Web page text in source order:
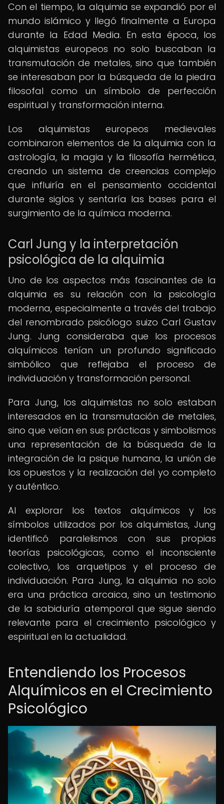
Con el tiempo, la alquimia se expandió por el
mundo islámico y llegó finalmente a Europa
durante la Edad Media. En esta época, los
alquimistas europeos no solo buscaban la
transmutación de metales, sino que también
se interesaban por la búsqueda de la piedra
filosofal como un símbolo de perfección
espiritual y transformación interna.
Los alquimistas europeos medievales
combinaron elementos de la alquimia con la
astrología, la magia y la filosofía hermética,
creando un sistema de creencias complejo
que influiría en el pensamiento occidental
durante siglos y sentaría las bases para el
surgimiento de la química moderna.
Carl Jung y la interpretación
psicológica de la alquimia
Uno de los aspectos más fascinantes de la
alquimia es su relación con la psicología
moderna, especialmente a través del trabajo
del renombrado psicólogo suizo Carl Gustav
Jung. Jung consideraba que los procesos
alquímicos tenían un profundo significado
simbólico que reflejaba el proceso de
individuación y transformación personal.
Para Jung, los alquimistas no solo estaban
interesados en la transmutación de metales,
sino que veían en sus prácticas y simbolismos
una representación de la búsqueda de la
integración de la psique humana, la unión de
los opuestos y la realización del yo completo
y auténtico.
Al explorar los textos alquímicos y los
símbolos utilizados por los alquimistas, Jung
identificó paralelismos con sus propias
teorías psicológicas, como el inconsciente
colectivo, los arquetipos y el proceso de
individuación. Para Jung, la alquimia no solo
era una práctica arcaica, sino un testimonio
de la sabiduría atemporal que sigue siendo
relevante para el crecimiento psicológico y
espiritual en la actualidad.
Entendiendo los Procesos
Alquímicos en el Crecimiento
Psicológico